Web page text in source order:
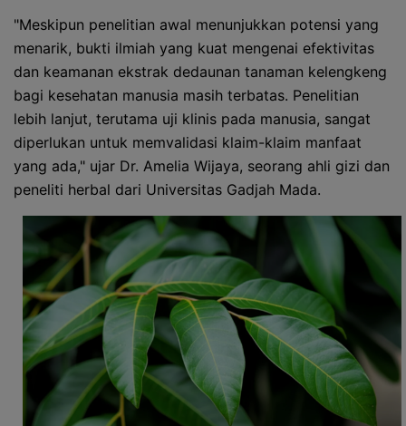
"Meskipun penelitian awal menunjukkan potensi yang
menarik, bukti ilmiah yang kuat mengenai efektivitas
dan keamanan ekstrak dedaunan tanaman kelengkeng
bagi kesehatan manusia masih terbatas. Penelitian
lebih lanjut, terutama uji klinis pada manusia, sangat
diperlukan untuk memvalidasi klaim-klaim manfaat
yang ada," ujar Dr. Amelia Wijaya, seorang ahli gizi dan
peneliti herbal dari Universitas Gadjah Mada.